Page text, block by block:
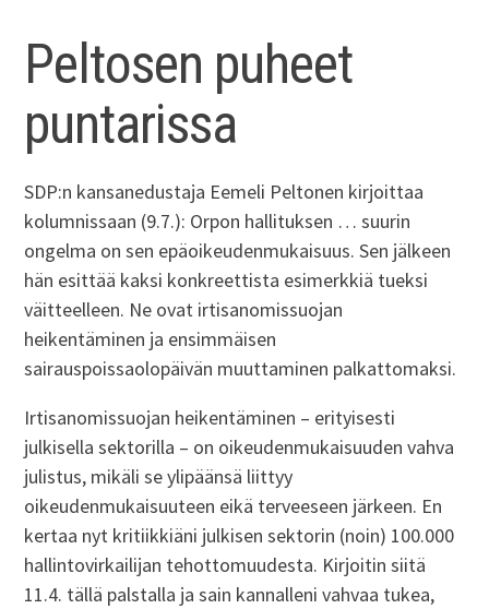
Peltosen puheet
puntarissa
SDP:n kansanedustaja Eemeli Peltonen kirjoittaa
kolumnissaan (9.7.): Orpon hallituksen … suurin
ongelma on sen epäoikeudenmukaisuus. Sen jälkeen
hän esittää kaksi konkreettista esimerkkiä tueksi
väitteelleen. Ne ovat irtisanomissuojan
heikentäminen ja ensimmäisen
sairauspoissaolopäivän muuttaminen palkattomaksi.
Irtisanomissuojan heikentäminen – erityisesti
julkisella sektorilla – on oikeudenmukaisuuden vahva
julistus, mikäli se ylipäänsä liittyy
oikeudenmukaisuuteen eikä terveeseen järkeen. En
kertaa nyt kritiikkiäni julkisen sektorin (noin) 100.000
hallintovirkailijan tehottomuudesta. Kirjoitin siitä
11.4. tällä palstalla ja sain kannalleni vahvaa tukea,